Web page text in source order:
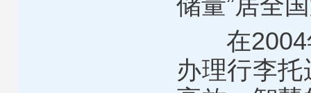
在2004年
办理行李